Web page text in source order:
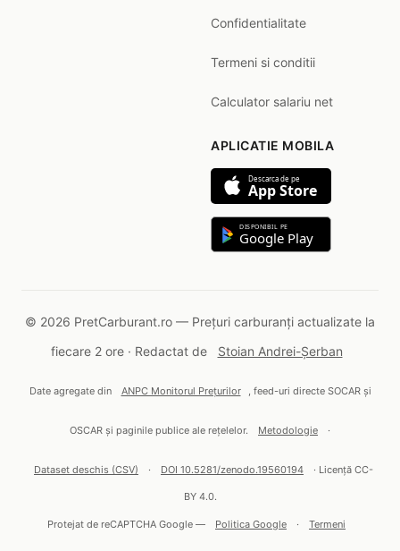
Confidentialitate
Termeni si conditii
Calculator salariu net
APLICATIE MOBILA
Descarca de pe
App Store
DISPONIBIL PE
Google Play
© 2026 PretCarburant.ro — Prețuri carburanți actualizate la
fiecare 2 ore · Redactat de
Stoian Andrei-Șerban
Date agregate din ANPC Monitorul Prețurilor , feed-uri directe SOCAR și
OSCAR și paginile publice ale rețelelor. Metodologie ·
Dataset deschis (CSV) · DOI 10.5281/zenodo.19560194 · Licență CC-
BY 4.0.
Protejat de reCAPTCHA Google — Politica Google · Termeni